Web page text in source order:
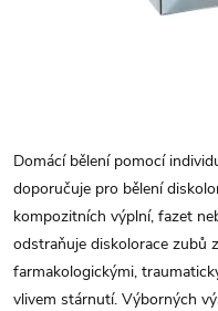
Domácí bělení pomocí
doporučuje pro bělení
kompozitních výplní, fazet
odstraňuje diskolorace zubů
farmakologickými,
vlivem stárnutí. Výborných